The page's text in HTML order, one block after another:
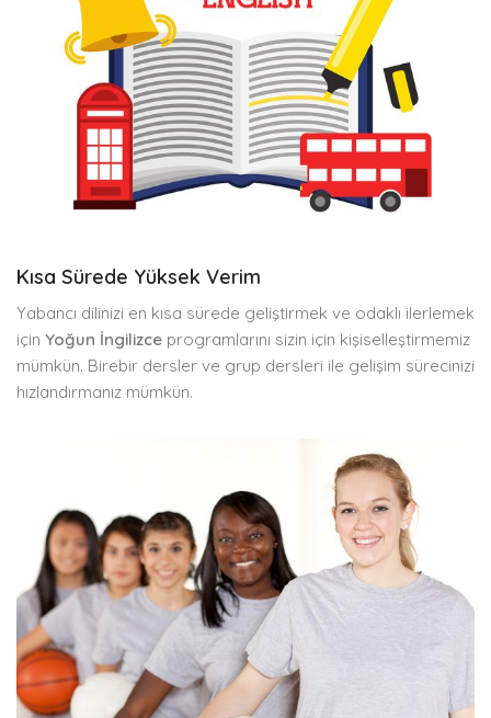
Kısa Sürede Yüksek Verim
Yabancı dilinizi en kısa sürede geliştirmek ve odaklı ilerlemek
için Yoğun İngilizce programlarını sizin için kişiselleştirmemiz
mümkün. Birebir dersler ve grup dersleri ile gelişim sürecinizi
hızlandırmanız mümkün.